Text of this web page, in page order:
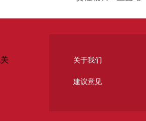
关于我们
建议意见